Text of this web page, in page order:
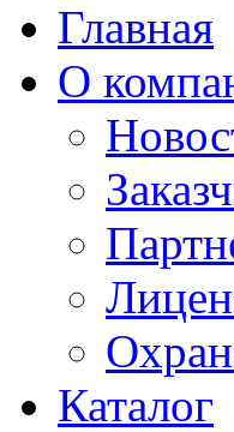
Главная
О
Каталог